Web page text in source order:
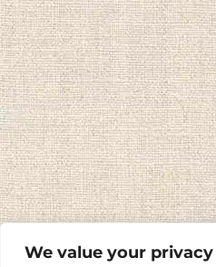
We value your privacy